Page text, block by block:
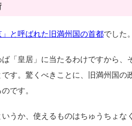
と呼ばれた旧満州国の首都でした。
「皇居」に当たるわけですから、
す。驚くべきことに、旧満州国
です。
うか、使えるものはちゅうちょな